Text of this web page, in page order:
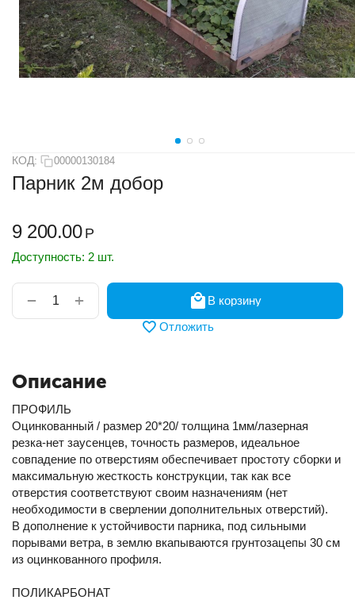
КОД: 00000130184
Парник 2м добор
9 200.00 Р
Доступность: 2 шт.
+
−
В корзину
Отложить
Описание
ПРОФИЛЬ
Оцинкованный / размер 20*20/ толщина 1мм/лазерная
резка-нет заусенцев, точность размеров, идеальное
совпадение по отверстиям обеспечивает простоту сборки и
максимальную жесткость конструкции, так как все
отверстия соответствуют своим назначениям (нет
необходимости в сверлении дополнительных отверстий).
В дополнение к устойчивости парника, под сильными
порывами ветра, в землю вкапываются грунтозацепы 30 см
из оцинкованного профиля.
ПОЛИКАРБОНАТ